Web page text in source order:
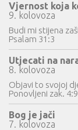
Vjernost koja
9. kolovoza
Budi mi stijena
Psalam 31:3
Utjecati na
8. kolovoza
Objavi to svojoj
Ponovljeni zak. 4:9
Bog je jači
7. kolovoza